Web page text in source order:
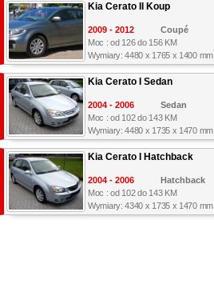
Kia Cerato II Koup
2009 - 2012
Coupé
Moc : od 126 do 156 KM
Wymiary: 4480 x 1765 x 1400 mm
Kia Cerato I Sedan
2004 - 2006
Sedan
Moc : od 102 do 143 KM
Wymiary: 4480 x 1735 x 1470 mm
Kia Cerato I Hatchback
2004 - 2006
Hatchback
Moc : od 102 do 143 KM
Wymiary: 4340 x 1735 x 1470 mm